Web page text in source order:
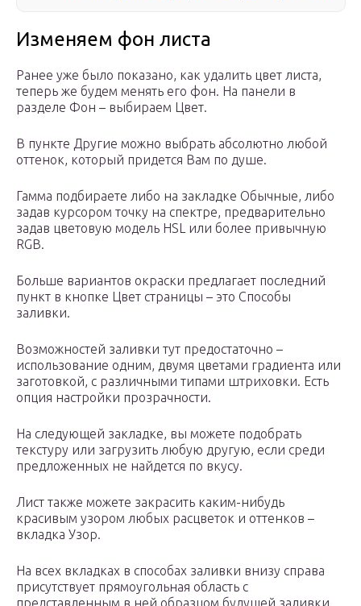
Изменяем фон листа
Ранее уже было показано, как удалить цвет листа,
теперь же будем менять его фон. На панели в
разделе Фон – выбираем Цвет.
В пункте Другие можно выбрать абсолютно любой
оттенок, который придется Вам по душе.
Гамма подбираете либо на закладке Обычные, либо
задав курсором точку на спектре, предварительно
задав цветовую модель HSL или более привычную
RGB.
Больше вариантов окраски предлагает последний
пункт в кнопке Цвет страницы – это Способы
заливки.
Возможностей заливки тут предостаточно –
использование одним, двумя цветами градиента или
заготовкой, с различными типами штриховки. Есть
опция настройки прозрачности.
На следующей закладке, вы можете подобрать
текстуру или загрузить любую другую, если среди
предложенных не найдется по вкусу.
Лист также можете закрасить каким-нибудь
красивым узором любых расцветок и оттенков –
вкладка Узор.
На всех вкладках в способах заливки внизу справа
присутствует прямоугольная область с
представленным в ней образцом будущей заливки.